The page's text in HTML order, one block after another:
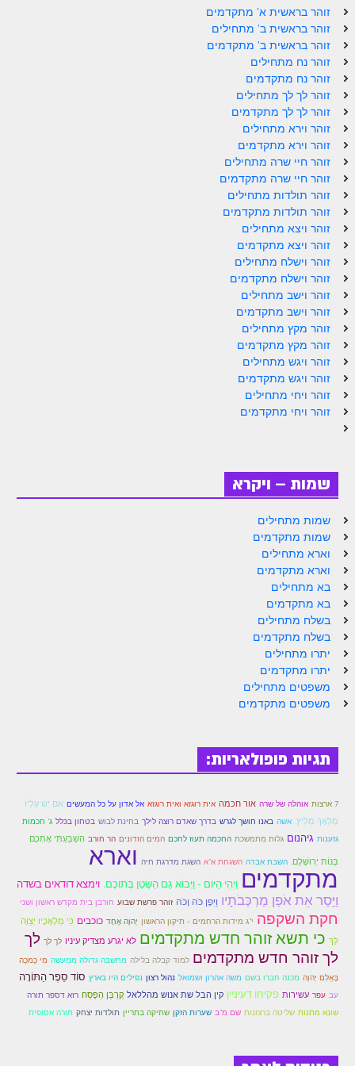
ספר הזוהר – ויקרא
ספר הזוהר הקדוש זוהר ויקרא השקפה
ספר הזוהר הקדוש זוהר ויקרא מתקדמים
זוהר צו מתחילים
זוהר צו מתקדמים
פרשת שמיני מתקדמים
ספר הזוהר פרשת תזריע למתחילים
ספר הזוהר פרשת תזריע למתקדמים
זוהר מצורע למתקדמים
זוהר אחרי מות למתחילים
זוהר אחרי מות למתקדמים
הזוהר הקדוש – קדושים למתקדמים
ספר הזוהר אמור מתקדמים
הזוהר הקדוש פרשת בהר למתחילים
הזוהר הקדוש פרשת בהר – מתקדמים
זוהר בחוקותי למתחילים
זוהר הקדוש בחוקותי למתקדמים
ספר הזוהר – במדבר
זוהר במדבר מתחילים
זוהר במדבר מתקדמים
זוהר נשא למתקדמים
זוהר בהעלותך למתקדמים
זוהר שלח לך למתחילים
זוהר שלח לך למתקדמים
זוהר קורח למתחילים
זוהר קורח למתקדמים
חוקת למתחילים
חוקת מתקדמים
זוהר בראשית א' מתקדמים
זוהר בראשית ב' מתחילים
זוהר בראשית ב' מתקדמים
זוהר נח מתחילים
זוהר נח מתקדמים
זוהר לך לך מתחילים
זוהר לך לך מתקדמים
זוהר וירא מתחילים
זוהר וירא מתקדמים
זוהר חיי שרה מתחילים
זוהר חיי שרה מתקדמים
זוהר תולדות מתחילים
זוהר תולדות מתקדמים
זוהר ויצא מתחילים
זוהר ויצא מתקדמים
זוהר וישלח מתחילים
זוהר וישלח מתקדמים
זוהר וישב מתחילים
זוהר וישב מתקדמים
זוהר מקץ מתחילים
זוהר מקץ מתקדמים
זוהר ויגש מתחילים
זוהר ויגש מתקדמים
זוהר ויחי מתחילים
זוהר ויחי מתקדמים
שמות – ויקרא
שמות מתחילים
שמות מתקדמים
וארא מתחילים
וארא מתקדמים
בא מתחילים
בא מתקדמים
בשלח מתחילים
בשלח מתקדמים
יתרו מתחילים
יתרו מתקדמים
משפטים מתחילים
משפטים מתקדמים
תגיות פופולאריות:
7 ארצות אוהלה של שרה אור חכמה אית רוגזא ואית רוגזא אל אדון על כל המעשים אִם יֵשׁ עָלָיו
מַלְאָךְ מֵלִיץ. אשה באנו חושך לגרש בדרך שאדם רוצה לילך בחינת לבוש בטחון בכּלל ג' חכמות
גזענות גיהנום גלות מתמשכת החכמה תעוז לחכם המים הזדונים הר חורב הִשְׁבַּעְתִּי אֶתְכֶם
בְּנוֹת יְרוּשָׁלִָם. השבת אבדה השגחת א"א השגת מדרגת חיה וארא
מתקדמים וַיְהִי הַיּוֹם - וַיָּבוֹא גַם הַשָּׂטָן בְּתוֹכָם. וימצא דודאים בשדה
וַיָּסַר אֵת אֹפַן מַרְכְּבֹתָיו וַיִּפֶן כֹּה וָכֹה זוהר פרשת שבוע חורבן בית מקדש ראשון ושני
חקת השקפה י"ג מידות הרחמים - תיקון הראשון יְהוָה אֶחָד כוכבים כִּי מַלְאָכָיו יְצַוֶּה
לָּךְ כי תשא זוהר חדש מתקדמים לא יגרע מצדיק עיניו לך לך לך
לך זוהר חדש מתקדמים למוד קבלה בלילה מחשבה גדולה ממעשה מִי כָמֹכָה
בָּאֵלִם יְהוָה מכנה חברו בשם משה אהרון ושמואל נהול רצון נפילים היו בארץ סוֹד סֵפֶר הַתּוֹרָה
עב עפר עשירות פקיחו דעיניין קין הבל שת אנוש מהללאל קָרְבַּן הַפֶּסַח רזא דספר תורה
שונא מתנות שליטה ברצונות שם מ"ב שערות הזקן שתיקה בתריין תולדות יצחק תורה אסופית